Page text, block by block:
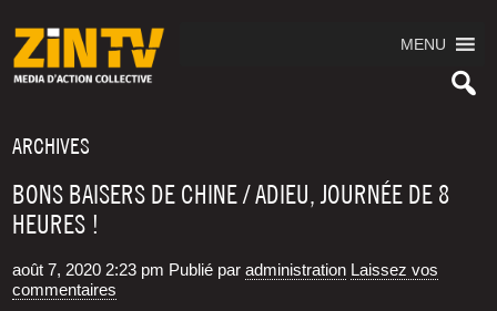
MENU
ARCHIVES
BONS BAISERS DE CHINE / ADIEU, JOURNÉE DE 8
HEURES !
août 7, 2020 2:23 pm Publié paradministration Laissez vos
commentaires